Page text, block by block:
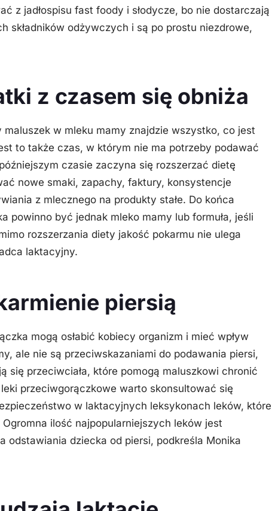
z jadłospisu fast foody i słodycze, bo nie dostarczają
składników odżywczych i są po prostu niezdrowe,
z czasem się obniża
w mleku mamy znajdzie wszystko, co jest
to także czas, w którym nie ma potrzeby podawać
czasie zaczyna się rozszerzać dietę
nowe smaki, zapachy, faktury, konsystencje
z mlecznego na produkty stałe. Do końca
powinno być jednak mleko mamy lub formuła, jeśli
rozszerzania diety jakość pokarmu nie ulega
laktacyjny.
piersią
mogą osłabić kobiecy organizm i mieć wpływ
ale nie są przeciwskazaniami do podawania piersi,
się przeciwciała, które pomogą maluszkowi chronić
przeciwgorączkowe warto skonsultować się
w laktacyjnych leksykonach leków, które
ilość najpopularniejszych leków jest
odstawiania dziecka od piersi, podkreśla Monika